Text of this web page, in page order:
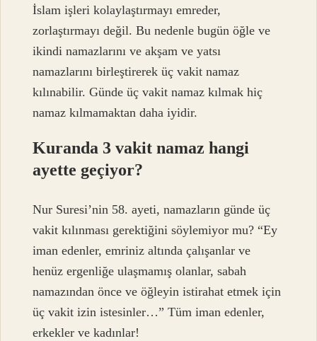
İslam işleri kolaylaştırmayı emreder,
zorlaştırmayı değil. Bu nedenle bugün öğle ve
ikindi namazlarını ve akşam ve yatsı
namazlarını birleştirerek üç vakit namaz
kılınabilir. Günde üç vakit namaz kılmak hiç
namaz kılmamaktan daha iyidir.
Kuranda 3 vakit namaz hangi
ayette geçiyor?
Nur Suresi’nin 58. ayeti, namazların günde üç
vakit kılınması gerektiğini söylemiyor mu? “Ey
iman edenler, emriniz altında çalışanlar ve
henüz ergenliğe ulaşmamış olanlar, sabah
namazından önce ve öğleyin istirahat etmek için
üç vakit izin istesinler…” Tüm iman edenler,
erkekler ve kadınlar!